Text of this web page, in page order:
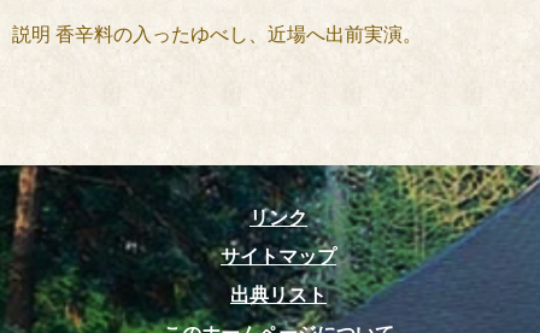
説明 香辛料の入ったゆべし、近場へ出前実演。
リンク
サイトマップ
出典リスト